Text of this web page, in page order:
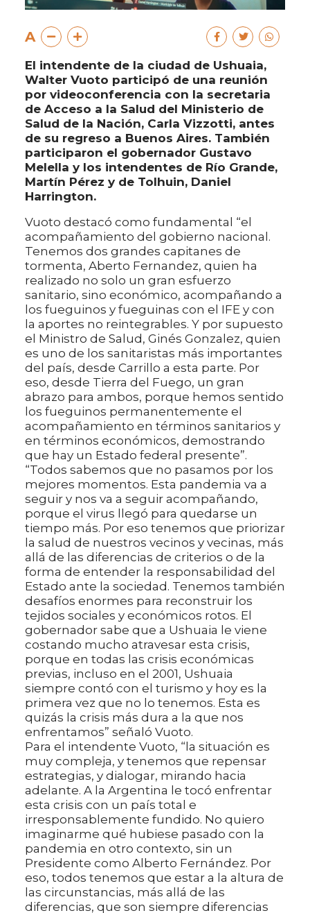
A
El intendente de la ciudad de Ushuaia,
Walter Vuoto participó de una reunión
por videoconferencia con la secretaria
de Acceso a la Salud del Ministerio de
Salud de la Nación, Carla Vizzotti, antes
de su regreso a Buenos Aires. También
participaron el gobernador Gustavo
Melella y los intendentes de Río Grande,
Martín Pérez y de Tolhuin, Daniel
Harrington.
Vuoto destacó como fundamental “el
acompañamiento del gobierno nacional.
Tenemos dos grandes capitanes de
tormenta, Aberto Fernandez, quien ha
realizado no solo un gran esfuerzo
sanitario, sino económico, acompañando a
los fueguinos y fueguinas con el IFE y con
la aportes no reintegrables. Y por supuesto
el Ministro de Salud, Ginés Gonzalez, quien
es uno de los sanitaristas más importantes
del país, desde Carrillo a esta parte. Por
eso, desde Tierra del Fuego, un gran
abrazo para ambos, porque hemos sentido
los fueguinos permanentemente el
acompañamiento en términos sanitarios y
en términos económicos, demostrando
que hay un Estado federal presente”.
“Todos sabemos que no pasamos por los
mejores momentos. Esta pandemia va a
seguir y nos va a seguir acompañando,
porque el virus llegó para quedarse un
tiempo más. Por eso tenemos que priorizar
la salud de nuestros vecinos y vecinas, más
allá de las diferencias de criterios o de la
forma de entender la responsabilidad del
Estado ante la sociedad. Tenemos también
desafíos enormes para reconstruir los
tejidos sociales y económicos rotos. El
gobernador sabe que a Ushuaia le viene
costando mucho atravesar esta crisis,
porque en todas las crisis económicas
previas, incluso en el 2001, Ushuaia
siempre contó con el turismo y hoy es la
primera vez que no lo tenemos. Esta es
quizás la crisis más dura a la que nos
enfrentamos” señaló Vuoto.
Para el intendente Vuoto, “la situación es
muy compleja, y tenemos que repensar
estrategias, y dialogar, mirando hacia
adelante. A la Argentina le tocó enfrentar
esta crisis con un país total e
irresponsablemente fundido. No quiero
imaginarme qué hubiese pasado con la
pandemia en otro contexto, sin un
Presidente como Alberto Fernández. Por
eso, todos tenemos que estar a la altura de
las circunstancias, más allá de las
diferencias, que son siempre diferencias